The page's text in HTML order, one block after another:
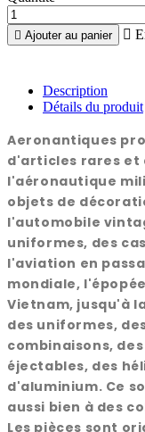
 Ajouter au panier 
Description
Détails du produit
Aeronantiques
d'articles rares et
l'aéronautique
objets de
l'automobile
uniformes, des
l'aviation en
mondiale,
Vietnam, jusqu'à
des uniformes,
combinaisons,
éjectables, des
d'aluminium. Ce
aussi bien à des
Les pièces sont